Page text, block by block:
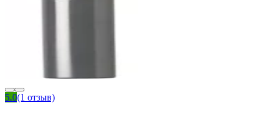
5.0(1 отзыв)